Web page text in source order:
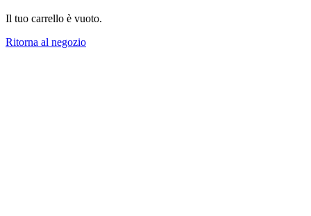
Il tuo carrello è vuoto.
Ritorna al negozio